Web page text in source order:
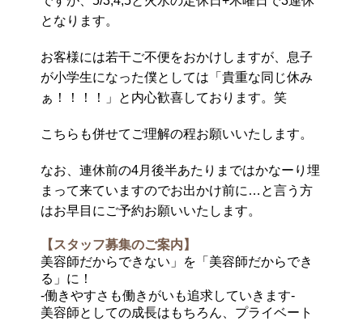
となります。
お客様には若干ご不便をおかけしますが、息子
が小学生になった僕としては「貴重な同じ休み
ぁ！！！！」と内心歓喜しております。笑
こちらも併せてご理解の程お願いいたします。
なお、連休前の4月後半あたりまではかなーり埋
まって来ていますのでお出かけ前に…と言う方
はお早目にご予約お願いいたします。
【スタッフ募集のご案内】
美容師だからできない」を「美容師だからでき
る」に！
-働きやすさも働きがいも追求していきます-
美容師としての成長はもちろん、プライベート